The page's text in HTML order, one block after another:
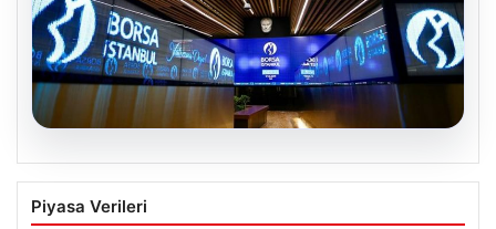
06.08.2026
Yatırım araçlarının haftalık performansı
nasıl oldu?
Piyasa Verileri